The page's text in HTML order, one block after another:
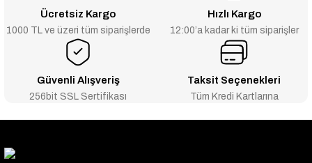
Ücretsiz Kargo
1000 TL ve üzeri tüm siparişlerde
Hızlı Kargo
12:00’a kadar ki tüm siparişler
Güvenli Alışveriş
256bit SSL Sertifikası
Taksit Seçenekleri
Tüm Kredi Kartlarına